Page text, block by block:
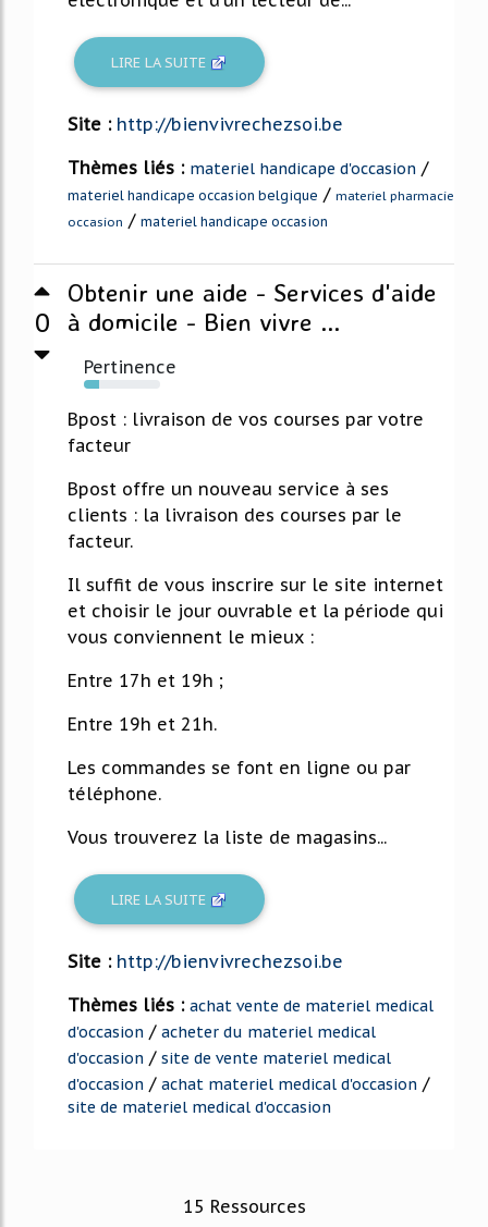
LIRE LA SUITE
Site : http://bienvivrechezsoi.be
Thèmes liés : materiel handicape d'occasion /
materiel handicape occasion belgique / materiel pharmacie
occasion / materiel handicape occasion
0
Obtenir une aide - Services d'aide
à domicile - Bien vivre ...
Pertinence
20%
Bpost : livraison de vos courses par votre
facteur
Bpost offre un nouveau service à ses
clients : la livraison des courses par le
facteur.
Il suffit de vous inscrire sur le site internet
et choisir le jour ouvrable et la période qui
vous conviennent le mieux :
Entre 17h et 19h ;
Entre 19h et 21h.
Les commandes se font en ligne ou par
téléphone.
Vous trouverez la liste de magasins...
LIRE LA SUITE
Site : http://bienvivrechezsoi.be
Thèmes liés : achat vente de materiel medical
d'occasion / acheter du materiel medical
d'occasion / site de vente materiel medical
d'occasion / achat materiel medical d'occasion /
site de materiel medical d'occasion
15 Ressources